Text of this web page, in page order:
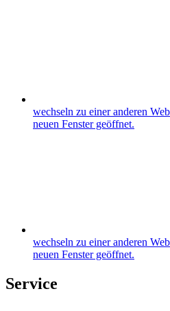
wechseln zu einer anderen
neuen Fenster geöffnet.
wechseln zu einer anderen
neuen Fenster geöffnet.
Service